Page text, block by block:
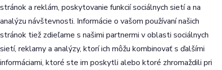
stránok a reklám, poskytovanie funkcií sociálnych sietí a na
analýzu návštevnosti. Informácie o vašom používaní našich
stránok tiež zdieľame s našimi partnermi v oblasti sociálnych
sietí, reklamy a analýzy, ktorí ich môžu kombinovať s ďalšími
informáciami, ktoré ste im poskytli alebo ktoré zhromaždili pri